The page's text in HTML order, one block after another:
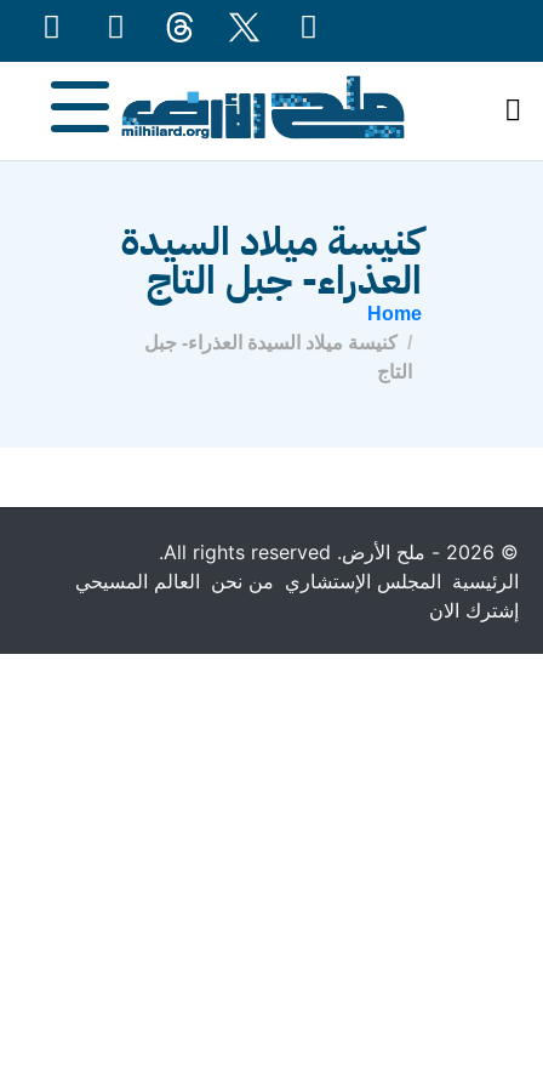
كنيسة ميلاد السيدة
العذراء- جبل التاج
Home
كنيسة ميلاد السيدة العذراء- جبل
التاج
© 2026 - ملح الأرض. All rights reserved.
الرئيسية المجلس الإستشاري من نحن العالم المسيحي
إشترك الان